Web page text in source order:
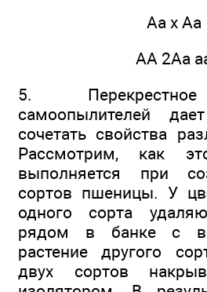
Аа х Аа
АА 2Аа
5.
самоопылителей
сочетать свойства
Рассмотрим, как
выполняется при
сортов пшеницы. У
одного сорта
рядом в банке с
растение другого
двух сортов